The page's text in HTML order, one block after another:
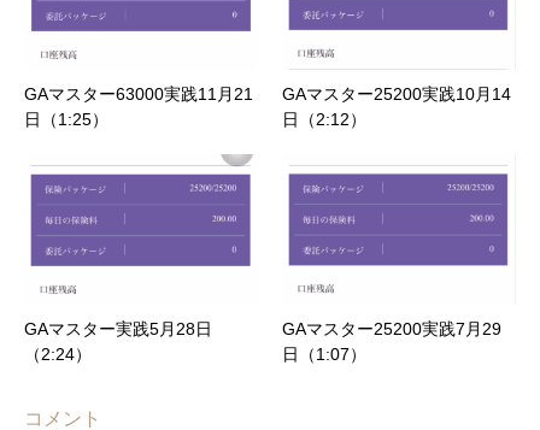
GAマスター63000実践11月21
日（1:25）
GAマスター25200実践10月14
日（2:12）
GAマスター実践5月28日
（2:24）
GAマスター25200実践7月29
日（1:07）
コメント